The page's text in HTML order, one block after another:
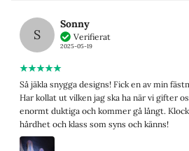
S
Sonny
Verifierat
2025-05-19
Så jäkla snygga designs! Fick en av min
Har kollat ut vilken jag ska ha när vi gifter
enormt duktiga och kommer gå långt.
hårdhet och klass som syns och känns!